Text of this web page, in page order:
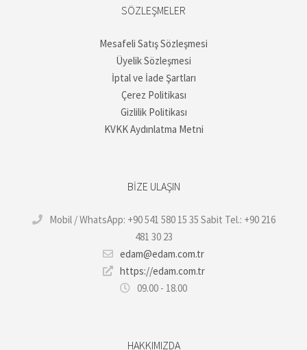
SÖZLEŞMELER
Mesafeli Satış Sözleşmesi
Üyelik Sözleşmesi
İptal ve İade Şartları
Çerez Politikası
Gizlilik Politikası
KVKK Aydınlatma Metni
BIZE ULAŞIN
Mobil / WhatsApp: +90 541 580 15 35 Sabit Tel.: +90 216
481 30 23
edam@edam.com.tr
https://edam.com.tr
09.00 - 18.00
HAKKIMIZDA